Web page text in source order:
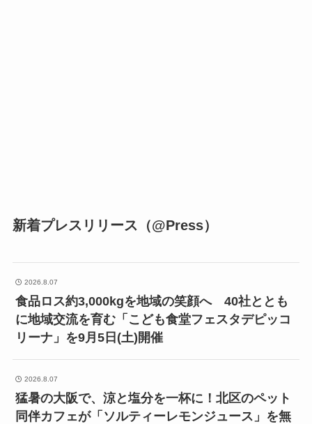
新着プレスリリース（@Press）
2026.8.07
食品ロス約3,000kgを地域の笑顔へ 40社ととも
に地域交流を育む「こども食堂フェスタデピッコ
リーナ」を9月5日(土)開催
2026.8.07
猛暑の大阪で、涼と塩分を一杯に！北区のペット
同伴カフェが「ソルティーレモンジュース」を無